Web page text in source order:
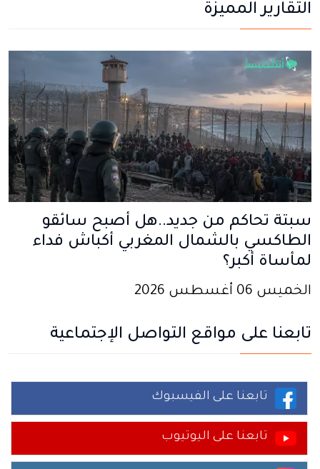
التقارير المميزة
سبتة تحاكم من جديد..هل أصبح سائقو
الطاكسي بالشمال المغربي أكباش فداء
لمأساة أكبر؟
الخميس 06 أغسطس 2026
تابعنا على مواقع التواصل الإجتماعية
تابعنا على الفيسبوك
تابعنا على اليوتيوب